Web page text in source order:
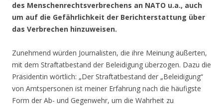
des Menschenrechtsverbrechens an NATO u.a., auch
um auf die Gefährlichkeit der Berichterstattung über
das Verbrechen hinzuweisen.
Zunehmend würden Journalisten, die ihre Meinung äußerten,
mit dem Straftatbestand der Beleidigung überzogen. Dazu die
Präsidentin wörtlich: „Der Straftatbestand der „Beleidigung“
von Amtspersonen ist meiner Erfahrung nach die häufigste
Form der Ab- und Gegenwehr, um die Wahrheit zu